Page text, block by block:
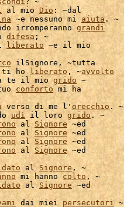
al mio Dio : ~dal
~e nessuno mi aiuta. ~
irromperanno grandi
difesa; ~
liberato ~e il mio
ilSignore, ~tutta
ti ho liberato , ~avvolto
te il mio grido ~
conforto mi ha
verso di me l'orecchio . ~
udì il loro grido
al Signore ~ed
al Signore ~ed
al Signore ~ed
al Signore ~ed
al Signore, ~
mi hanno colto, ~
al Signore ~ed
dai miei persecutori